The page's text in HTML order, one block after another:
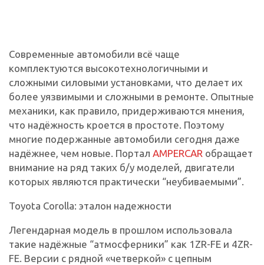
Современные автомобили всё чаще
комплектуются высокотехнологичными и
сложными силовыми установками, что делает их
более уязвимыми и сложными в ремонте. Опытные
механики, как правило, придерживаются мнения,
что надёжность кроется в простоте. Поэтому
многие подержанные автомобили сегодня даже
надёжнее, чем новые. Портал AMPERCAR обращает
внимание на ряд таких б/у моделей, двигатели
которых являются практически “неубиваемыми”.
Toyota Corolla: эталон надежности
Легендарная модель в прошлом использовала
такие надёжные “атмосферники” как 1ZR-FE и 4ZR-
FE. Версии с рядной «четверкой» с цепным